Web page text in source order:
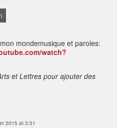
mondemusique et paroles:
watch?
et Lettres pour ajouter des
2015 at 3:51